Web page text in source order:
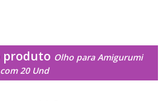
produto Olho para Amigurumi
20 Und